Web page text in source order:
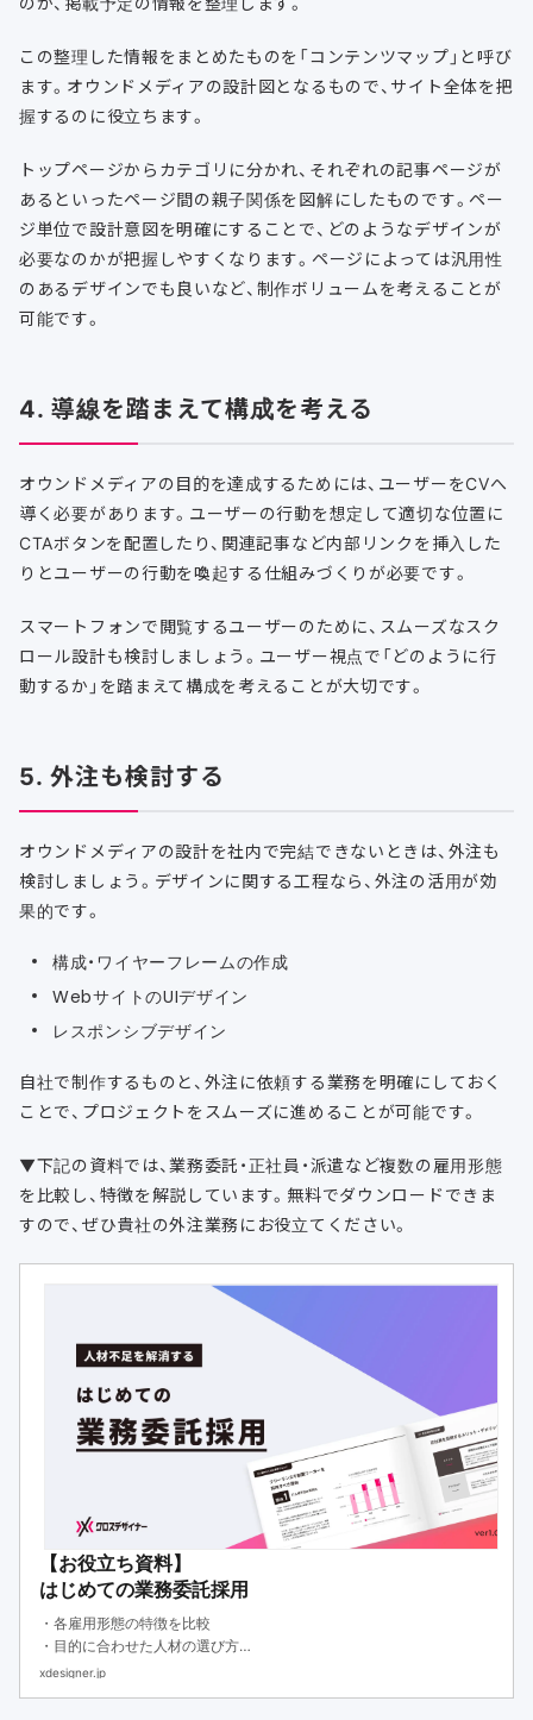
この整理した情報をまとめたものを「コンテンツマップ」と呼び
ます。オウンドメディアの設計図となるもので、サイト全体を把
握するのに役立ちます。
トップページからカテゴリに分かれ、それぞれの記事ページが
あるといったページ間の親子関係を図解にしたものです。ペー
ジ単位で設計意図を明確にすることで、どのようなデザインが
必要なのかが把握しやすくなります。ページによっては汎用性
のあるデザインでも良いなど、制作ボリュームを考えることが
可能です。
4. 導線を踏まえて構成を考える
オウンドメディアの目的を達成するためには、ユーザーをCVへ
導く必要があります。ユーザーの行動を想定して適切な位置に
CTAボタンを配置したり、関連記事など内部リンクを挿入した
りとユーザーの行動を喚起する仕組みづくりが必要です。
スマートフォンで閲覧するユーザーのために、スムーズなスク
ロール設計も検討しましょう。ユーザー視点で「どのように行
動するか」を踏まえて構成を考えることが大切です。
5. 外注も検討する
オウンドメディアの設計を社内で完結できないときは、外注も
検討しましょう。デザインに関する工程なら、外注の活用が効
果的です。
構成・ワイヤーフレームの作成
WebサイトのUIデザイン
レスポンシブデザイン
自社で制作するものと、外注に依頼する業務を明確にしておく
ことで、プロジェクトをスムーズに進めることが可能です。
▼下記の資料では、業務委託・正社員・派遣など複数の雇用形態
を比較し、特徴を解説しています。無料でダウンロードできま
すので、ぜひ貴社の外注業務にお役立てください。
【お役立ち資料】
はじめての業務委託採用
・各雇用形態の特徴を比較
・目的に合わせた人材の選び方
・フリーランスや副業人材を活用するメリット
xdesigner.jp